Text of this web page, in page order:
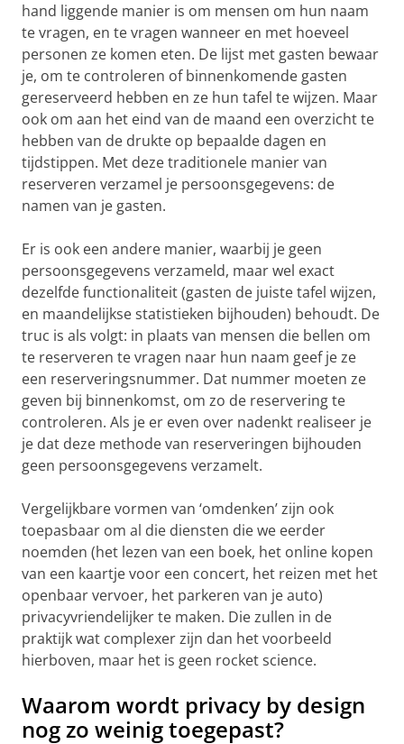
hand liggende manier is om mensen om hun naam
te vragen, en te vragen wanneer en met hoeveel
personen ze komen eten. De lijst met gasten bewaar
je, om te controleren of binnenkomende gasten
gereserveerd hebben en ze hun tafel te wijzen. Maar
ook om aan het eind van de maand een overzicht te
hebben van de drukte op bepaalde dagen en
tijdstippen. Met deze traditionele manier van
reserveren verzamel je persoonsgegevens: de
namen van je gasten.
Er is ook een andere manier, waarbij je geen
persoonsgegevens verzameld, maar wel exact
dezelfde functionaliteit (gasten de juiste tafel wijzen,
en maandelijkse statistieken bijhouden) behoudt. De
truc is als volgt: in plaats van mensen die bellen om
te reserveren te vragen naar hun naam geef je ze
een reserveringsnummer. Dat nummer moeten ze
geven bij binnenkomst, om zo de reservering te
controleren. Als je er even over nadenkt realiseer je
je dat deze methode van reserveringen bijhouden
geen persoonsgegevens verzamelt.
Vergelijkbare vormen van ‘omdenken’ zijn ook
toepasbaar om al die diensten die we eerder
noemden (het lezen van een boek, het online kopen
van een kaartje voor een concert, het reizen met het
openbaar vervoer, het parkeren van je auto)
privacyvriendelijker te maken. Die zullen in de
praktijk wat complexer zijn dan het voorbeeld
hierboven, maar het is geen rocket science.
Waarom wordt privacy by design
nog zo weinig toegepast?